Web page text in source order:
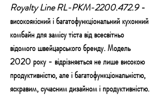
Royalty Line RL-PKM-2200.472.9-
високоякісний і багатофункціональний кухонний
комбайн для замісу тіста від всесвітньо
відомого швейцарського бренду. Модель
2020 року - відрізняється не лише високою
продуктивністю, але і багатофункціональністю,
яскравим, сучасним дизайном і продуктивністю.